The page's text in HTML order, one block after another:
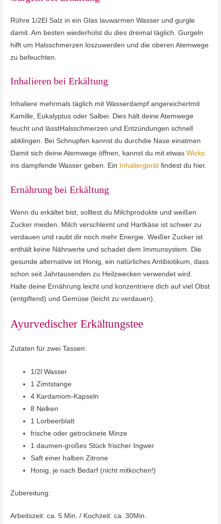
Rühre 1/2El Salz in ein Glas lauwarmen Wasser und gurgle
damit. Am besten wiederholst du dies dreimal täglich. Gurgeln
hilft um Halsschmerzen loszuwerden und die oberen Atemwege
zu befeuchten.
Inhalieren bei Erkältung
Inhaliere mehrmals täglich mit Wasserdampf angereichertmit
Kamille, Eukalyptus oder Salbei. Dies hält deine Atemwege
feucht und lässtHalsschmerzen und Entzündungen schnell
abklingen. Bei Schnupfen kannst du durchdie Nase einatmen
Damit sich deine Atemwege öffnen, kannst du mit etwasWicks
ins dampfende Wasser geben. Ein
Inhaliergerät findest du hier.
Ernährung bei Erkältung
Wenn du erkältet bist, solltest du Milchprodukte und weißen
Zucker meiden. Milch verschleimt und Hartkäse ist schwer zu
verdauen und raubt dir noch mehr Energie. Weißer Zucker ist
enthält keine Nährwerte und schadet dem Immunsystem. Die
gesunde alternative ist Honig, ein natürliches Antibiotikum, dass
schon seit Jahrtausenden zu Heilzwecken verwendet wird.
Halte deine Ernährung leicht und konzentriere dich auf viel Obst
(entgiftend) und Gemüse (leicht zu verdauen).
Ayurvedischer Erkältungstee
Zutaten für zwei Tassen:
1/2l Wasser
1 Zimtstange
4 Kardamom-Kapseln
8 Nelken
1 Lorbeerblatt
frische oder getrocknete Minze
1 daumen-großes Stück frischer Ingwer
Saft einer halben Zitrone
Honig, je nach Bedarf (nicht mitkochen!)
Zubereitung:
Arbeitszeit: ca. 5 Min. / Kochzeit: ca. 30Min.